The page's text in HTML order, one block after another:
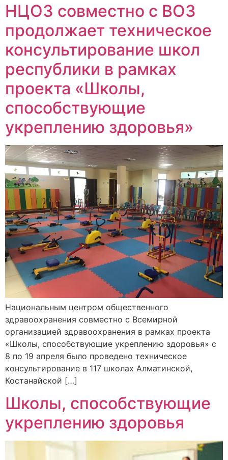
НЦОЗ совместно с ВОЗ
продолжает техническое
консультирование школ
республики в рамках
проекта «Школы,
способствующие
укреплению здоровья»
Национальным центром общественного
здравоохранения совместно с Всемирной
организацией здравоохранения в рамках проекта
«Школы, способствующие укреплению здоровья» с
8 по 19 апреля было проведено техническое
консультирование в 117 школах Алматинской,
Костанайской […]
Школы, способствующие
укреплению здоровья